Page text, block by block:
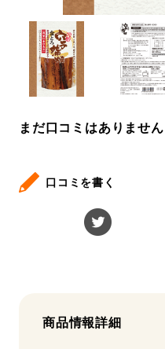
まだ口コミはありません
口コミを書く
商品情報詳細